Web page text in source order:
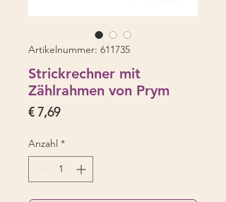
Artikelnummer: 611735
Strickrechner mit
Zählrahmen von Prym
€ 7,69Preis
Anzahl *